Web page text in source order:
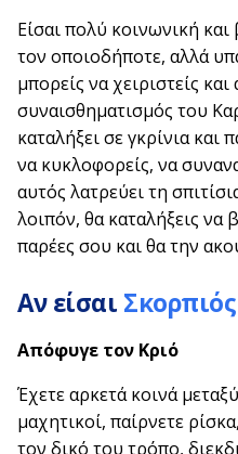
Είσαι πολύ κοινωνική
τον οποιοδήποτε, αλλά
μπορείς να χειριστείς
συναισθηματισμός του
καταλήξει σε γκρίνια και
να κυκλοφορείς, να
αυτός λατρεύει τη
λοιπόν, θα καταλήξεις να
παρέες σου και θα την
Αν είσαι Σκορπιός
Απόφυγε τον Κριό
Έχετε αρκετά κοινά
μαχητικοί, παίρνετε
τον δικό του τρόπο,